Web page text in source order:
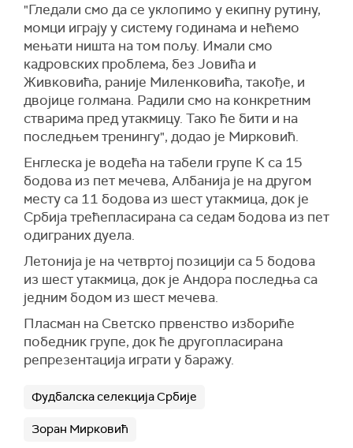
"Гледали смо да се уклопимо у екипну рутину,
момци играју у систему годинама и нећемо
мењати ништа на том пољу. Имали смо
кадровских проблема, без Јовића и
Живковића, раније Миленковића, такође, и
двојице голмана. Радили смо на конкретним
стварима пред утакмицу. Тако ће бити и на
последњем тренингу", додао је Мирковић.
Енглеска је водећа на табели групе К са 15
бодова из пет мечева, Албанија је на другом
месту са 11 бодова из шест утакмица, док је
Србија трећепласирана са седам бодова из пет
одиграних дуела.
Летонија је на четвртој позицији са 5 бодова
из шест утакмица, док је Андора последња са
једним бодом из шест мечева.
Пласман на Светско првенство избориће
победник групе, док ће другопласирана
репрезентација играти у баражу.
Фудбалска селекција Србије
Зоран Мирковић